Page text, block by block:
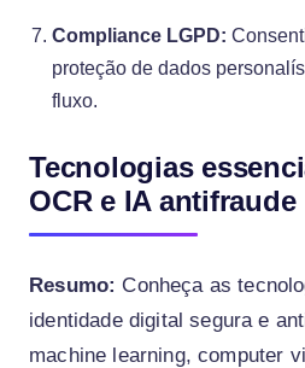
Compliance LGPD:
proteção de dados
fluxo.
Tecnologias
OCR e IA antifraude
Resumo: Conheça as
identidade digital segura e
machine learning, computer